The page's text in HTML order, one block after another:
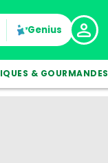
Genius
& GOURMANDES